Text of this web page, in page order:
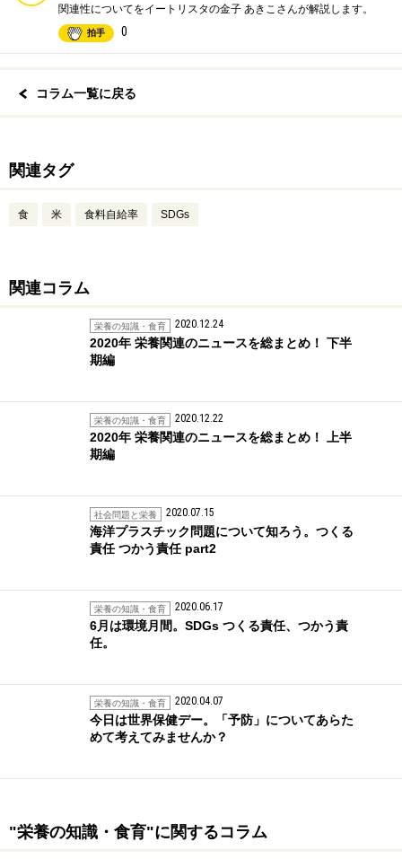
関連性についてをイートリスタの金子 あきこさんが解説します。
拍手 0
コラム一覧に戻る
関連タグ
食 米 食料自給率 SDGs
関連コラム
栄養の知識・食育 2020.12.24
2020年 栄養関連のニュースを総まとめ！ 下半
期編
栄養の知識・食育 2020.12.22
2020年 栄養関連のニュースを総まとめ！ 上半
期編
社会問題と栄養 2020.07.15
海洋プラスチック問題について知ろう。つくる
責任 つかう責任 part2
栄養の知識・食育 2020.06.17
6月は環境月間。SDGs つくる責任、つかう責
任。
栄養の知識・食育 2020.04.07
今日は世界保健デー。「予防」についてあらた
めて考えてみませんか？
"栄養の知識・食育"に関するコラム